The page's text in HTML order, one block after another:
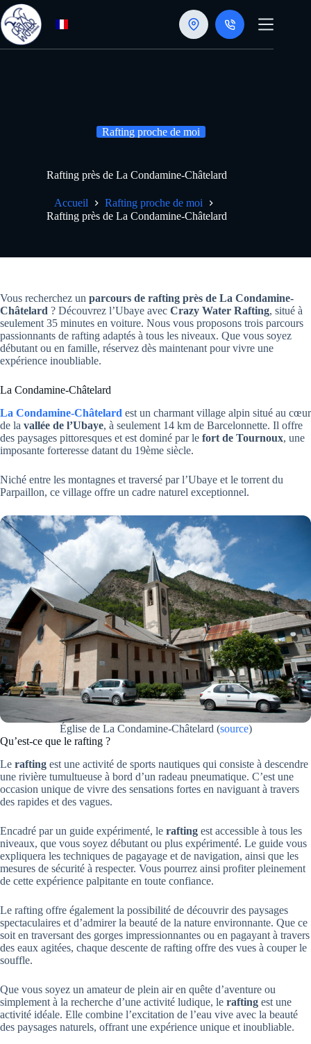
Passer
au
contenu
Rafting proche de moi
Rafting près de La Condamine-Châtelard
Accueil
Rafting proche de moi
Rafting près de La Condamine-Châtelard
Vous recherchez un parcours de rafting près de La Condamine-
Châtelard ? Découvrez l’Ubaye avec Crazy Water Rafting, situé à
seulement 35 minutes en voiture. Nous vous proposons trois parcours
passionnants de rafting adaptés à tous les niveaux. Que vous soyez
débutant ou en famille, réservez dès maintenant pour vivre une
expérience inoubliable.
La Condamine-Châtelard
La Condamine-Châtelard est un charmant village alpin situé au cœur
de la vallée de l’Ubaye, à seulement 14 km de Barcelonnette. Il offre
des paysages pittoresques et est dominé par le fort de Tournoux, une
imposante forteresse datant du 19ème siècle.
Niché entre les montagnes et traversé par l’Ubaye et le torrent du
Parpaillon, ce village offre un cadre naturel exceptionnel.
Église de La Condamine-Châtelard (source)
Qu’est-ce que le rafting ?
Le rafting est une activité de sports nautiques qui consiste à descendre
une rivière tumultueuse à bord d’un radeau pneumatique. C’est une
occasion unique de vivre des sensations fortes en naviguant à travers
des rapides et des vagues.
Encadré par un guide expérimenté, le rafting est accessible à tous les
niveaux, que vous soyez débutant ou plus expérimenté. Le guide vous
expliquera les techniques de pagayage et de navigation, ainsi que les
mesures de sécurité à respecter. Vous pourrez ainsi profiter pleinement
de cette expérience palpitante en toute confiance.
Le rafting offre également la possibilité de découvrir des paysages
spectaculaires et d’admirer la beauté de la nature environnante. Que ce
soit en traversant des gorges impressionnantes ou en pagayant à travers
des eaux agitées, chaque descente de rafting offre des vues à couper le
souffle.
Que vous soyez un amateur de plein air en quête d’aventure ou
simplement à la recherche d’une activité ludique, le rafting est une
activité idéale. Elle combine l’excitation de l’eau vive avec la beauté
des paysages naturels, offrant une expérience unique et inoubliable.